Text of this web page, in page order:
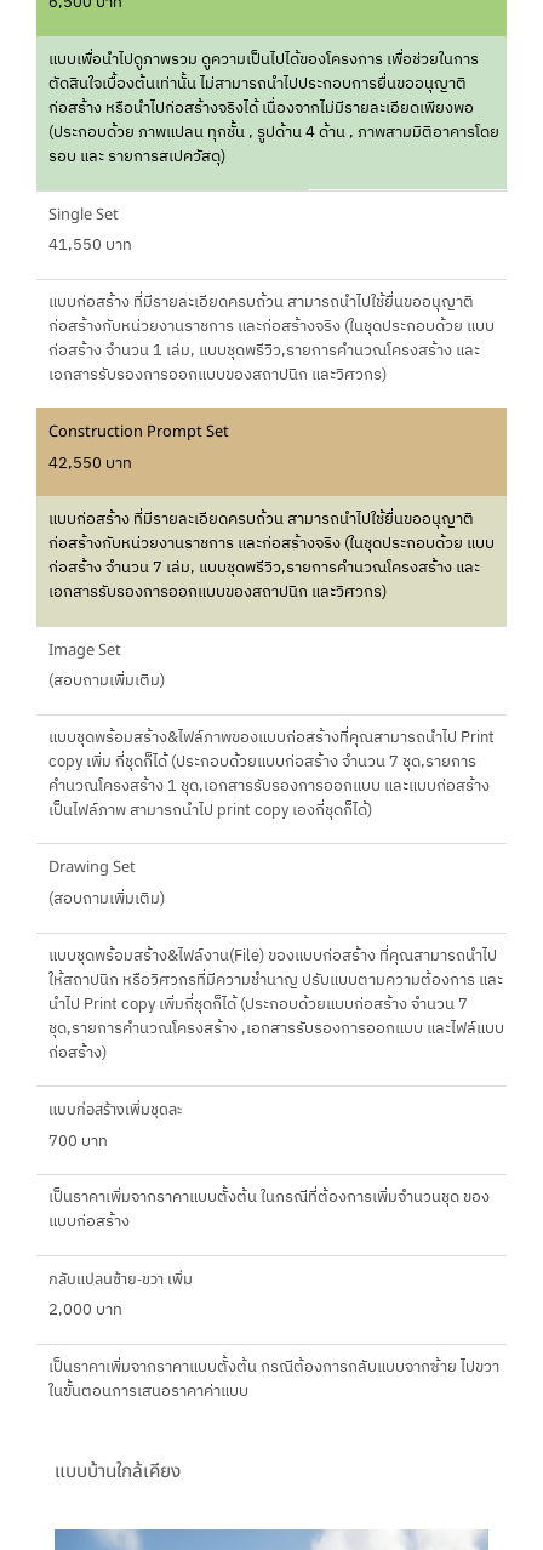
แบบเพื่อนำไปดูภาพรวม ดูความเป็นไปได้ของโครงการ เพื่อช่วยในการ
ตัดสินใจเบื้องต้นเท่านั้น ไม่สามารถนำไปประกอบการยื่นขออนุญาติ
ก่อสร้าง หรือนำไปก่อสร้างจริงได้ เนื่องจากไม่มีรายละเอียดเพียงพอ
(ประกอบด้วย ภาพแปลน ทุกชั้น , รูปด้าน 4 ด้าน , ภาพสามมิติอาคารโดย
รอบ และ รายการสเปควัสดุ)
Single Set
41,550 บาท
แบบก่อสร้าง ที่มีรายละเอียดครบถ้วน สามารถนำไปใช้ยื่นขออนุญาติ
ก่อสร้างกับหน่วยงานราชการ และก่อสร้างจริง (ในชุดประกอบด้วย แบบ
ก่อสร้าง จำนวน 1 เล่ม, แบบชุดพรีวิว,รายการคำนวณโครงสร้าง และ
เอกสารรับรองการออกแบบของสถาปนิก และวิศวกร)
Construction Prompt Set
42,550 บาท
แบบก่อสร้าง ที่มีรายละเอียดครบถ้วน สามารถนำไปใช้ยื่นขออนุญาติ
ก่อสร้างกับหน่วยงานราชการ และก่อสร้างจริง (ในชุดประกอบด้วย แบบ
ก่อสร้าง จำนวน 7 เล่ม, แบบชุดพรีวิว,รายการคำนวณโครงสร้าง และ
เอกสารรับรองการออกแบบของสถาปนิก และวิศวกร)
Image Set
(สอบถามเพิ่มเติม)
แบบชุดพร้อมสร้าง&ไฟล์ภาพของแบบก่อสร้างที่คุณสามารถนำไป Print
copy เพิ่ม กี่ชุดก็ได้ (ประกอบด้วยแบบก่อสร้าง จำนวน 7 ชุด,รายการ
คำนวณโครงสร้าง 1 ชุด,เอกสารรับรองการออกแบบ และแบบก่อสร้าง
เป็นไฟล์ภาพ สามารถนำไป print copy เองกี่ชุดก็ได้)
Drawing Set
(สอบถามเพิ่มเติม)
แบบชุดพร้อมสร้าง&ไฟล์งาน(File) ของแบบก่อสร้าง ที่คุณสามารถนำไป
ให้สถาปนิก หรือวิศวกรที่มีความชำนาญ ปรับแบบตามความต้องการ และ
นำไป Print copy เพิ่มกี่ชุดก็ได้ (ประกอบด้วยแบบก่อสร้าง จำนวน 7
ชุด,รายการคำนวณโครงสร้าง ,เอกสารรับรองการออกแบบ และไฟล์แบบ
ก่อสร้าง)
แบบก่อสร้างเพิ่มชุดละ
700 บาท
เป็นราคาเพิ่มจากราคาแบบตั้งต้น ในกรณีที่ต้องการเพิ่มจำนวนชุด ของ
แบบก่อสร้าง
กลับแปลนซ้าย-ขวา เพิ่ม
2,000 บาท
เป็นราคาเพิ่มจากราคาแบบตั้งต้น กรณีต้องการกลับแบบจากซ้าย ไปขวา
ในขั้นตอนการเสนอราคาค่าแบบ
แบบบ้านใกล้เคียง